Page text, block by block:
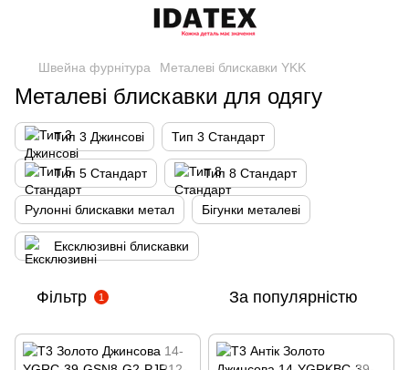
Швейна фурнітура Металеві блискавки YKK
Металеві блискавки для одягу
Тип 3 Джинсові Тип 3 Стандарт
Тип 5 Стандарт Тип 8 Стандарт
Рулонні блискавки метал Бігунки металеві
Ексклюзивні блискавки
Фільтр 1 За популярністю